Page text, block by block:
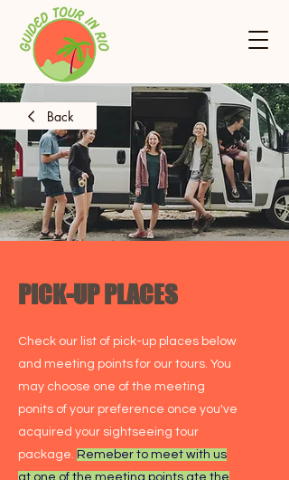
Back
PICK-UP PLACES
Check our list of pick-up places below
and meeting points for our tours. You
may choose one of the meeting
ponits of your preference once you've
acquired your sightseeing tour
package. Remeber to meet with us
at one of the meeting points ate the